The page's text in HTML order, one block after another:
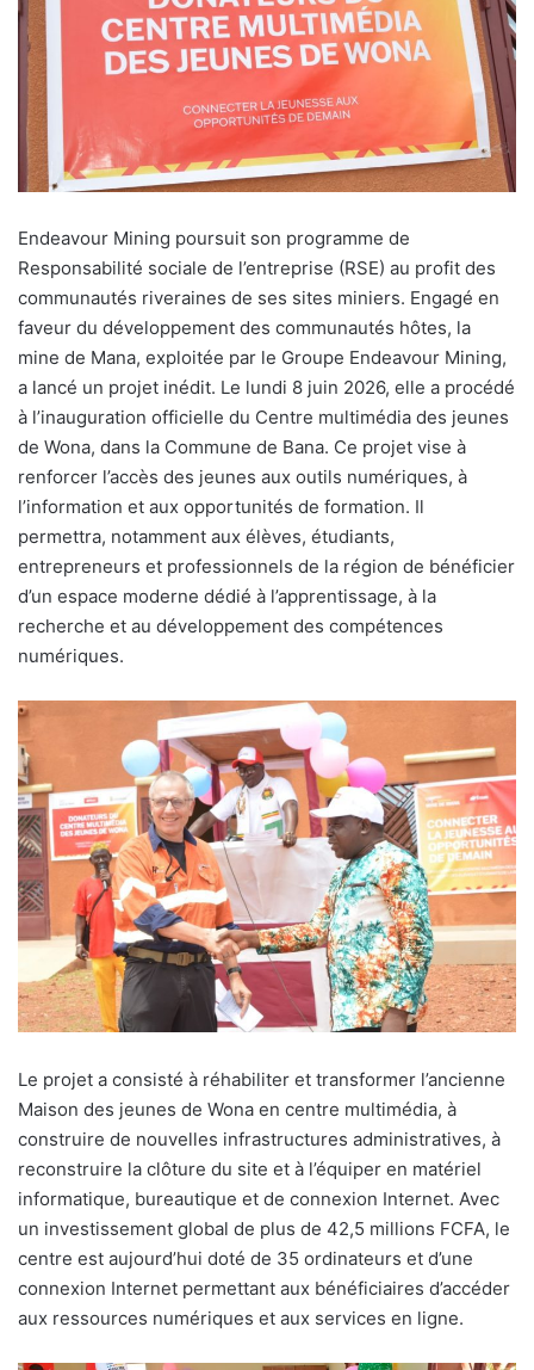
Endeavour Mining poursuit son programme de
Responsabilité sociale de l’entreprise (RSE) au profit des
communautés riveraines de ses sites miniers. Engagé en
faveur du développement des communautés hôtes, la
mine de Mana, exploitée par le Groupe Endeavour Mining,
a lancé un projet inédit. Le lundi 8 juin 2026, elle a procédé
à l’inauguration officielle du Centre multimédia des jeunes
de Wona, dans la Commune de Bana. Ce projet vise à
renforcer l’accès des jeunes aux outils numériques, à
l’information et aux opportunités de formation. Il
permettra, notamment aux élèves, étudiants,
entrepreneurs et professionnels de la région de bénéficier
d’un espace moderne dédié à l’apprentissage, à la
recherche et au développement des compétences
numériques.
Le projet a consisté à réhabiliter et transformer l’ancienne
Maison des jeunes de Wona en centre multimédia, à
construire de nouvelles infrastructures administratives, à
reconstruire la clôture du site et à l’équiper en matériel
informatique, bureautique et de connexion Internet. Avec
un investissement global de plus de 42,5 millions FCFA, le
centre est aujourd’hui doté de 35 ordinateurs et d’une
connexion Internet permettant aux bénéficiaires d’accéder
aux ressources numériques et aux services en ligne.